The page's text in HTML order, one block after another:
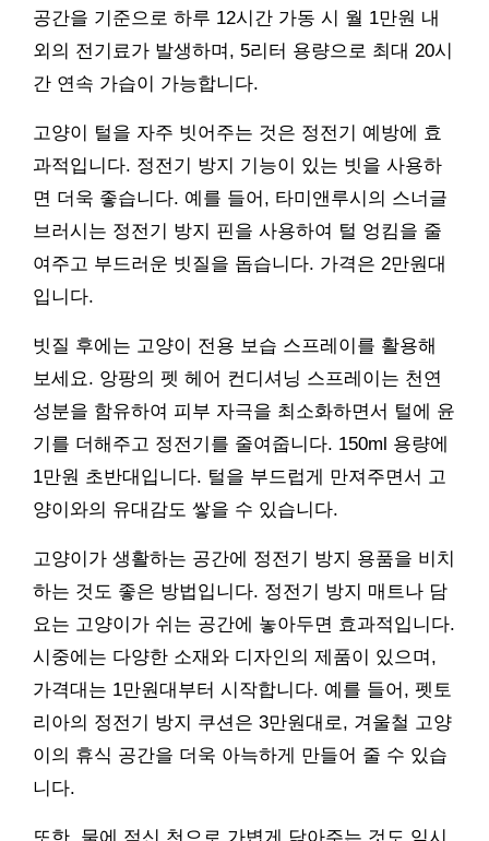
공간을 기준으로 하루 12시간 가동 시 월 1만원 내
외의 전기료가 발생하며, 5리터 용량으로 최대 20시
간 연속 가습이 가능합니다.
고양이 털을 자주 빗어주는 것은 정전기 예방에 효
과적입니다. 정전기 방지 기능이 있는 빗을 사용하
면 더욱 좋습니다. 예를 들어, 타미앤루시의 스너글
브러시는 정전기 방지 핀을 사용하여 털 엉킴을 줄
여주고 부드러운 빗질을 돕습니다. 가격은 2만원대
입니다.
빗질 후에는 고양이 전용 보습 스프레이를 활용해
보세요. 앙팡의 펫 헤어 컨디셔닝 스프레이는 천연
성분을 함유하여 피부 자극을 최소화하면서 털에 윤
기를 더해주고 정전기를 줄여줍니다. 150ml 용량에
1만원 초반대입니다. 털을 부드럽게 만져주면서 고
양이와의 유대감도 쌓을 수 있습니다.
고양이가 생활하는 공간에 정전기 방지 용품을 비치
하는 것도 좋은 방법입니다. 정전기 방지 매트나 담
요는 고양이가 쉬는 공간에 놓아두면 효과적입니다.
시중에는 다양한 소재와 디자인의 제품이 있으며,
가격대는 1만원대부터 시작합니다. 예를 들어, 펫토
리아의 정전기 방지 쿠션은 3만원대로, 겨울철 고양
이의 휴식 공간을 더욱 아늑하게 만들어 줄 수 있습
니다.